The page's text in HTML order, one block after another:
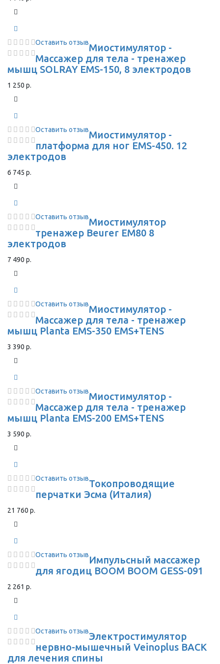
Оставить отзывМиостимулятор -
Массажер для тела - тренажер
мышц SOLRAY EMS-150, 8 электродов
1 250 р.
Оставить отзывМиостимулятор -
платформа для ног EMS-450. 12
электродов
6 745 р.
Оставить отзывМиостимулятор
тренажер Beurer EM80 8
электродов
7 490 р.
Оставить отзывМиостимулятор -
Массажер для тела - тренажер
мышц Planta EMS-350 EMS+TENS
3 390 р.
Оставить отзывМиостимулятор -
Массажер для тела - тренажер
мышц Planta EMS-200 EMS+TENS
3 590 р.
Оставить отзывТокопроводящие
перчатки Эсма (Италия)
21 760 р.
Оставить отзывИмпульсный массажер
для ягодиц BOOM BOOM GESS-091
2 261 р.
Оставить отзывЭлектростимулятор
нервно-мышечный Veinoplus BACK
для лечения спины